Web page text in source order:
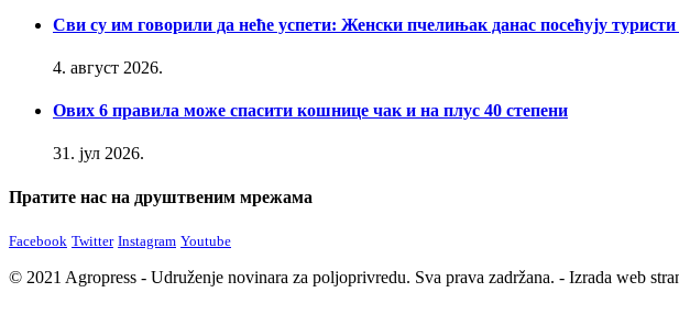
Сви су им говорили да неће успети: Женски пчелињак данас посећују
4. август 2026.
Ових 6 правила може спасити кошнице чак и на плус 40 степени
31. јул 2026.
Пратите нас на друштвеним мрежама
Facebook Twitter Instagram Youtube
© 2021 Agropress - Udruženje novinara za poljoprivredu. Sva prava zadržana. - Izrada web